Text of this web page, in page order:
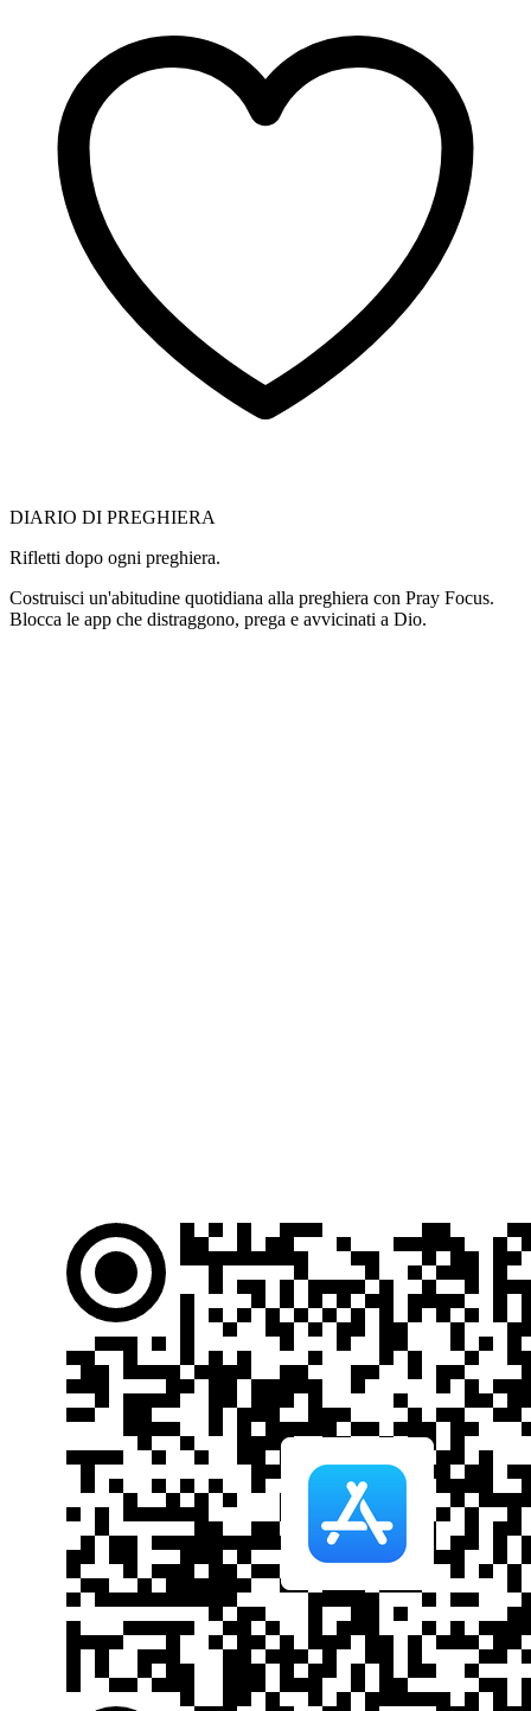
DIARIO DI PREGHIERA
Rifletti dopo ogni preghiera.
Costruisci un'abitudine quotidiana alla preghiera con Pray Focus.
Blocca le app che distraggono, prega e avvicinati a Dio.